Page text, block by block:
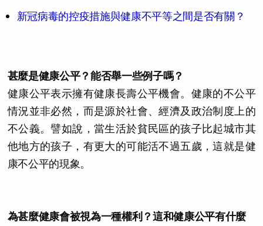
新冠病毒的控疫措施與健康不平等之間是否有關？
甚麼是健康公平？能否舉一些例子嗎？
健康公平表示擁有健康長壽公平機會。健康的不公平
情況並非必然，而是源於社會、經濟及政治制度上的
不公義。譬如說，當生活於貧民區的孩子比起城市其
他地方的孩子，有更大的可能活不過五歲，這就是健
康不公平的現象。
為甚麼健康會被視為一種權利？這和健康公平有什麼